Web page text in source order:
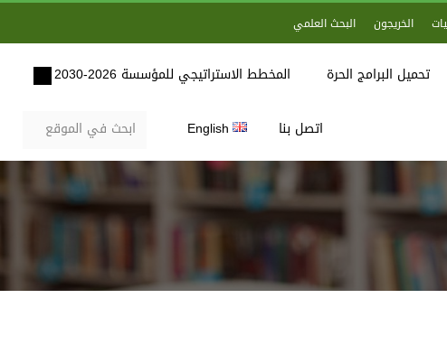
الخريجون البحث العلمي
تحميل البرامج الحرة المخطط الاستراتيجي للمؤسسة 2026-2030
اتصل بنا English